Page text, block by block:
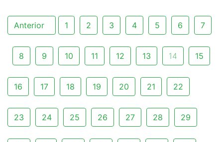
Anterior 1 2 3 4 5 6 7
8 9 10 11 12 13 14 15
16 17 18 19 20 21 22
23 24 25 26 27 28 29